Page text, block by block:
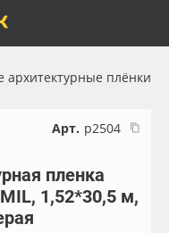
плёнки
Арт. р2504
пленка
1,52*30,5 м,